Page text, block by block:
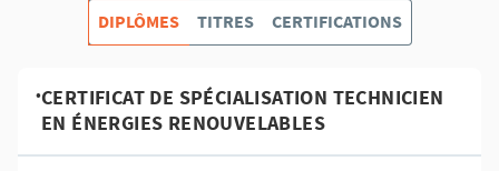
DIPLÔMES TITRES CERTIFICATIONS
•CERTIFICAT DE SPÉCIALISATION TECHNICIEN
EN ÉNERGIES RENOUVELABLES